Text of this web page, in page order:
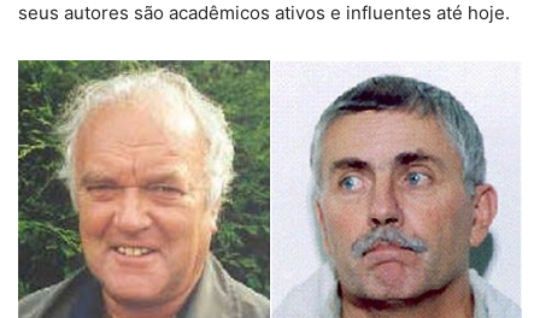
seus autores são acadêmicos ativos e influentes até hoje.